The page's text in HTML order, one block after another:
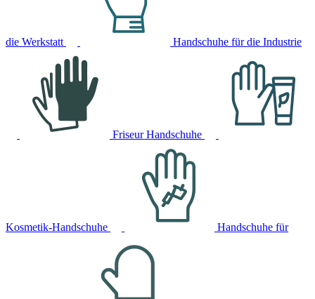
die Werkstatt Handschuhe für die Industrie
Friseur Handschuhe
Kosmetik-Handschuhe Handschuhe für